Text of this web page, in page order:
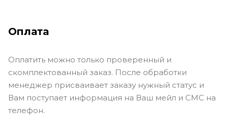
Оплата
Оплатить можно только проверенный и
скомплектованный заказ. После обработки
менеджер присваивает заказу нужный статус и
Вам поступает информация на Ваш мейл и СМС на
телефон.